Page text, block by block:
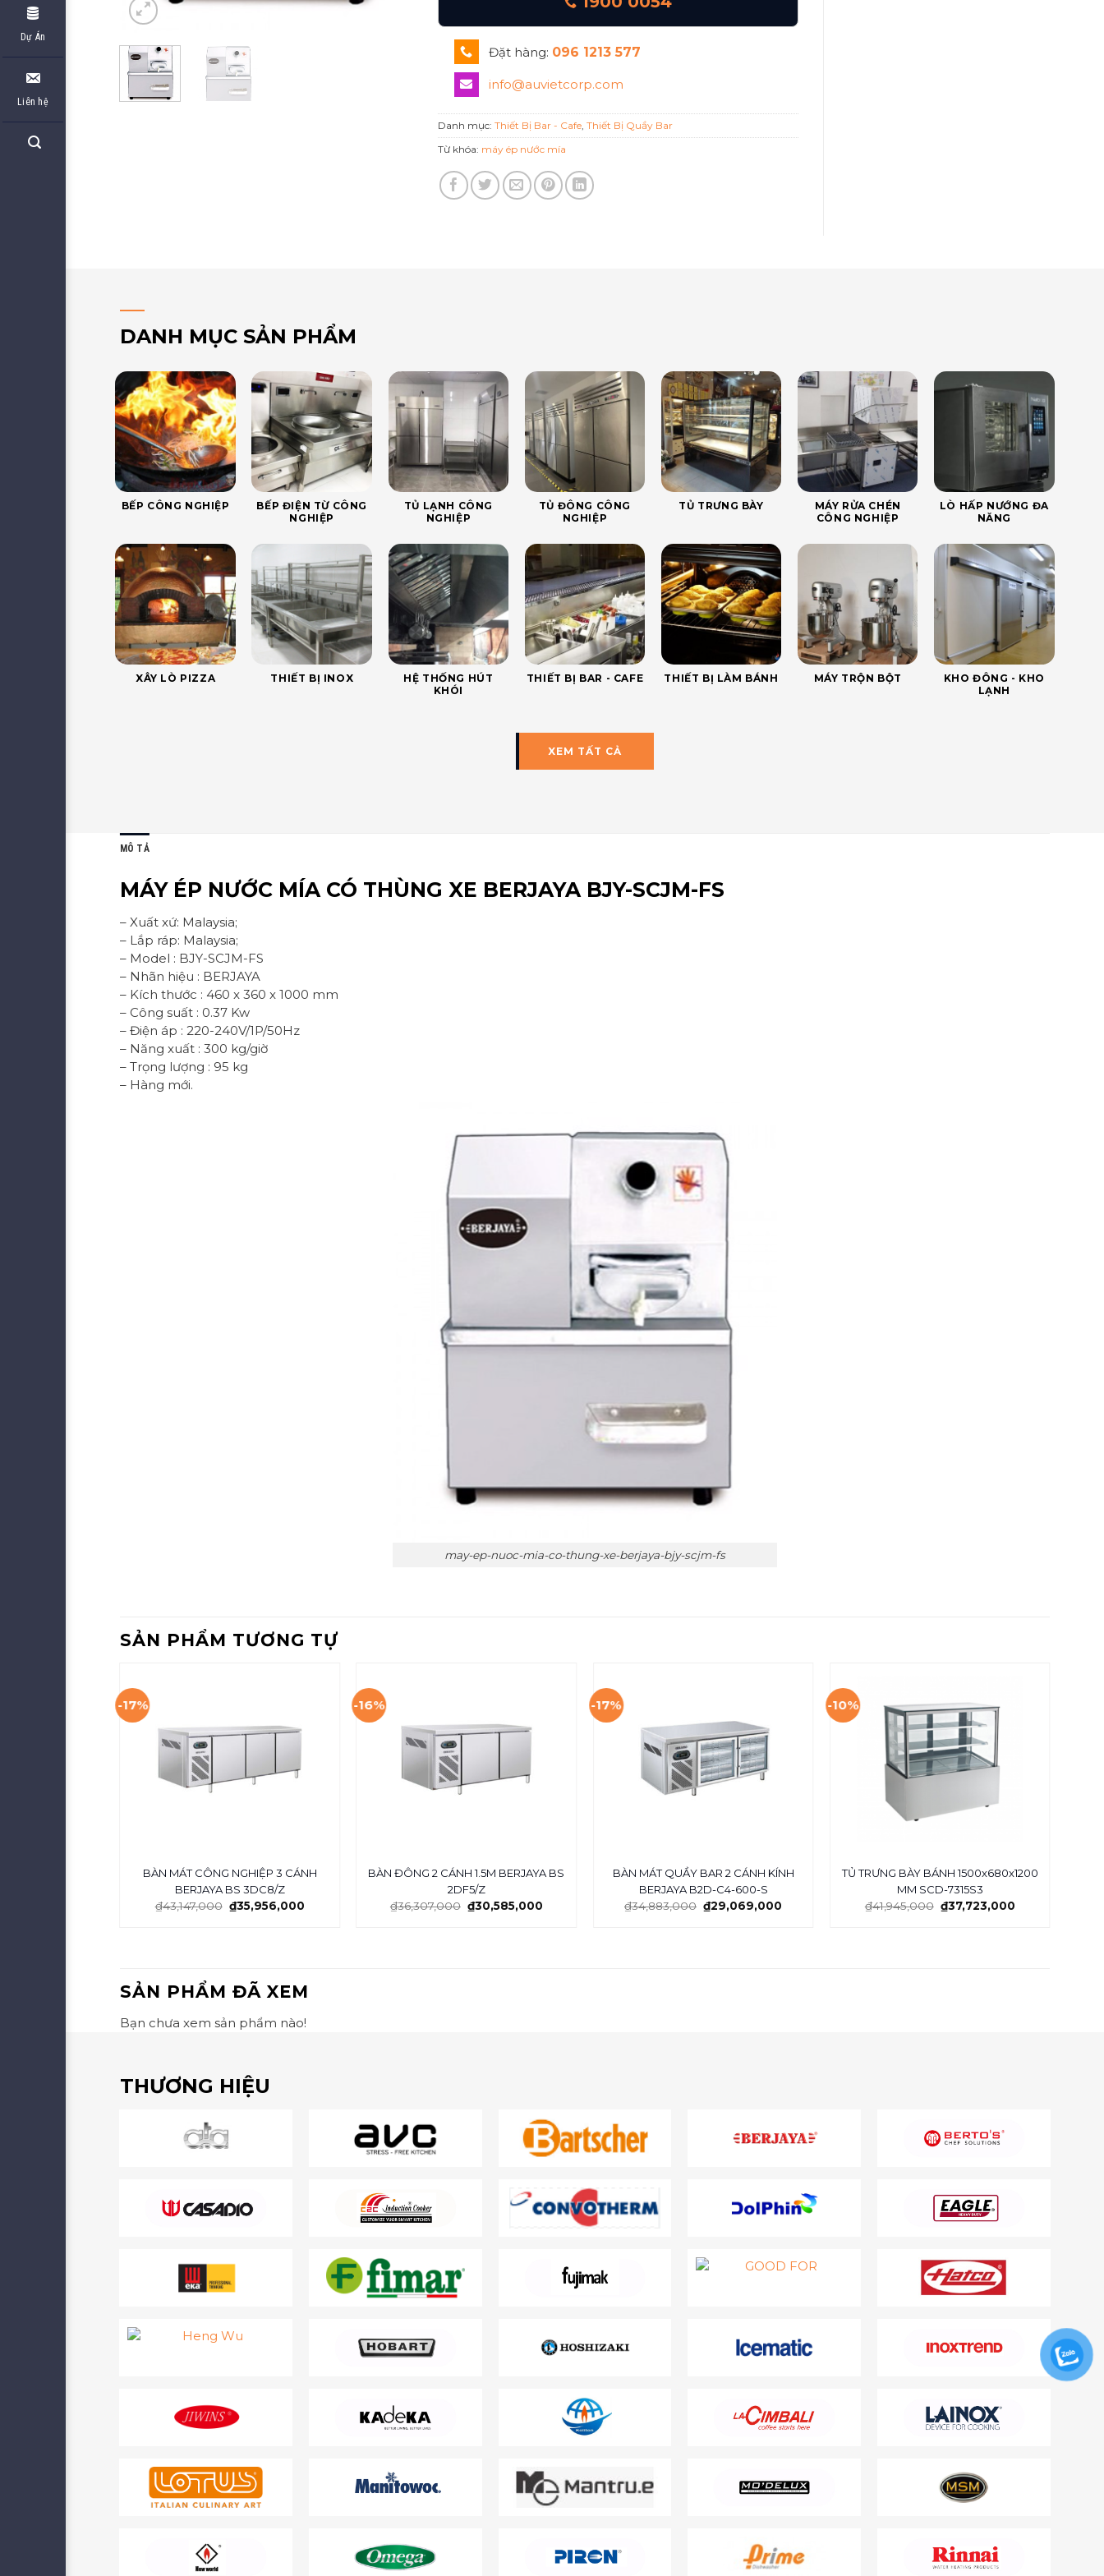
Dự Án
Liên hệ
Đặt hàng: 096 1213 577
info@auvietcorp.com
Danh mục:Thiết Bị Bar - Cafe ,Thiết Bị Quầy Bar
Từ khóa: máy ép nước mía
DANH MỤC SẢN PHẨM
BẾP CÔNG NGHIỆP
BẾP ĐIỆN TỪ CÔNG
NGHIỆP
TỦ LẠNH CÔNG
NGHIỆP
TỦ ĐÔNG CÔNG
NGHIỆP
TỦ TRƯNG BÀY
MÁY RỬA CHÉN
CÔNG NGHIỆP
LÒ HẤP NƯỚNG ĐA
NĂNG
XÂY LÒ PIZZA THIẾT BỊ INOX
HỆ THỐNG HÚT
KHÓI
THIẾT BỊ BAR - CAFE THIẾT BỊ LÀM BÁNH MÁY TRỘN BỘT
KHO ĐÔNG - KHO
LẠNH
XEM TẤT CẢ
MÔ TẢ
MÁY ÉP NƯỚC MÍA CÓ THÙNG XE BERJAYA BJY-SCJM-FS
– Xuất xứ: Malaysia;
– Lắp ráp: Malaysia;
– Model : BJY-SCJM-FS
– Nhãn hiệu : BERJAYA
– Kích thước : 460 x 360 x 1000 mm
– Công suất : 0.37 Kw
– Điện áp : 220-240V/1P/50Hz
– Năng xuất : 300 kg/giờ
– Trọng lượng : 95 kg
– Hàng mới.
may-ep-nuoc-mia-co-thung-xe-berjaya-bjy-scjm-fs
SẢN PHẨM TƯƠNG TỰ
-17%
BÀN MÁT CÔNG NGHIỆP 3 CÁNH
BERJAYA BS 3DC8/Z
₫43,147,000 ₫35,956,000
-16%
BÀN ĐÔNG 2 CÁNH 1.5M BERJAYA BS
2DF5/Z
₫36,307,000 ₫30,585,000
-17%
BÀN MÁT QUẦY BAR 2 CÁNH KÍNH
BERJAYA B2D-C4-600-S
₫34,883,000 ₫29,069,000
-10%
TỦ TRƯNG BÀY BÁNH 1500x680x1200
MM SCD-7315S3
₫41,945,000 ₫37,723,000
SẢN PHẨM ĐÃ XEM
Bạn chưa xem sản phẩm nào!
THƯƠNG HIỆU